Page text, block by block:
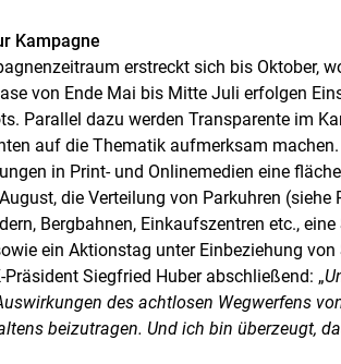
Kampagne
erstreckt sich bis Oktober,
von Ende Mai bis Mitte Juli erfolgen
Parallel dazu werden Transparente im
auf die Thematik aufmerksam
in Print- und Onlinemedien eine
die Verteilung von Parkuhren
Bergbahnen, Einkaufszentren etc.,
ein Aktionstag unter Einbeziehung
Siegfried Huber abschließend: „
des achtlosen Wegwerfens
beizutragen. Und ich bin überzeugt,